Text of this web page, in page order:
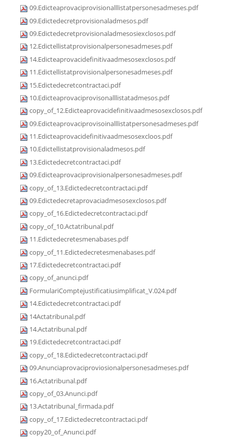
09.Edicteaprovaciprovisionalllistatpersonesadmeses.pdf
09.Edictedecretprovisionaladmesos.pdf
09.Edictedecretprovisionaladmesosiexclosos.pdf
12.Edictellistatprovisionalpersonesadmeses.pdf
14.Edicteaprovacidefinitivaadmesosexclosos.pdf
11.Edictellistatprovisionalpersonesadmeses.pdf
15.Edictedecretcontractaci.pdf
10.Edicteaprovaciprovisonalllistatadmesos.pdf
copy_of_12.Edicteaprovacidefinitivaadmesosexclosos.pdf
09.Edicteaprovaciprovisoinalllistatpersonesadmeses.pdf
11.Edicteaprovacidefinitivaadmesosexcloos.pdf
10.Edictellistatprovisionaladmesos.pdf
13.Edictedecretcontractaci.pdf
09.Edicteaprovaciprovisionalpersonesadmeses.pdf
copy_of_13.Edictedecretcontractaci.pdf
09.Edictedecretaprovaciadmesosexclosos.pdf
copy_of_16.Edictedecretcontractaci.pdf
copy_of_10.Actatribunal.pdf
11.Edictedecretesmenabases.pdf
copy_of_11.Edictedecretesmenabases.pdf
17.Edictedecretcontractaci.pdf
copy_of_anunci.pdf
FormulariComptejustificatiusimplificat_V.024.pdf
14.Edictedecretcontractaci.pdf
14Actatribunal.pdf
14.Actatribunal.pdf
19.Edictedecretcontractaci.pdf
copy_of_18.Edictedecretcontractaci.pdf
09.Anunciaprovaciproviosionalpersonesadmeses.pdf
16.Actatribunal.pdf
copy_of_03.Anunci.pdf
13.Actatribunal_firmada.pdf
copy_of_17.Edictedecretcontractaci.pdf
copy20_of_Anunci.pdf